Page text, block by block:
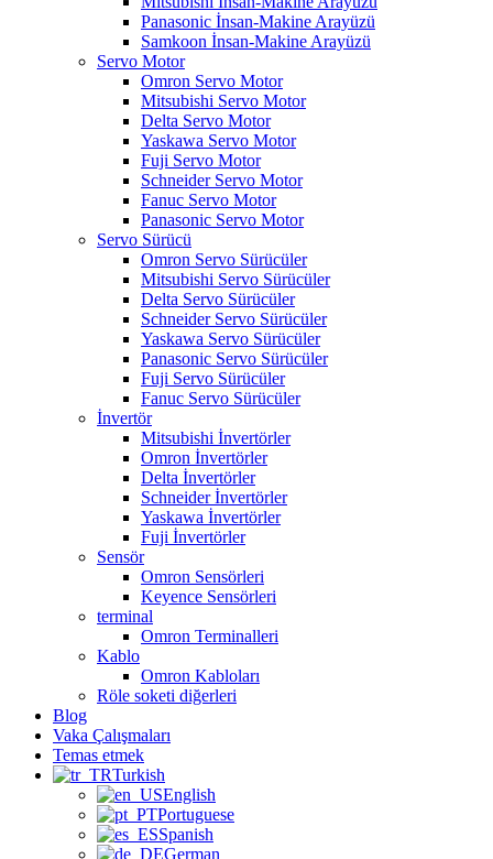
Panasonic İnsan-Makine Arayüzü
Samkoon İnsan-Makine Arayüzü
Servo Motor
Omron Servo Motor
Mitsubishi Servo Motor
Delta Servo Motor
Yaskawa Servo Motor
Fuji Servo Motor
Schneider Servo Motor
Fanuc Servo Motor
Panasonic Servo Motor
Servo Sürücü
Omron Servo Sürücüler
Mitsubishi Servo Sürücüler
Delta Servo Sürücüler
Schneider Servo Sürücüler
Yaskawa Servo Sürücüler
Panasonic Servo Sürücüler
Fuji Servo Sürücüler
Fanuc Servo Sürücüler
İnvertör
Mitsubishi İnvertörler
Omron İnvertörler
Delta İnvertörler
Schneider İnvertörler
Yaskawa İnvertörler
Fuji İnvertörler
Sensör
Omron Sensörleri
Keyence Sensörleri
terminal
Omron Terminalleri
Kablo
Omron Kabloları
Röle soketi diğerleri
Blog
Vaka Çalışmaları
Temas etmek
Turkish
English
Portuguese
Spanish
German